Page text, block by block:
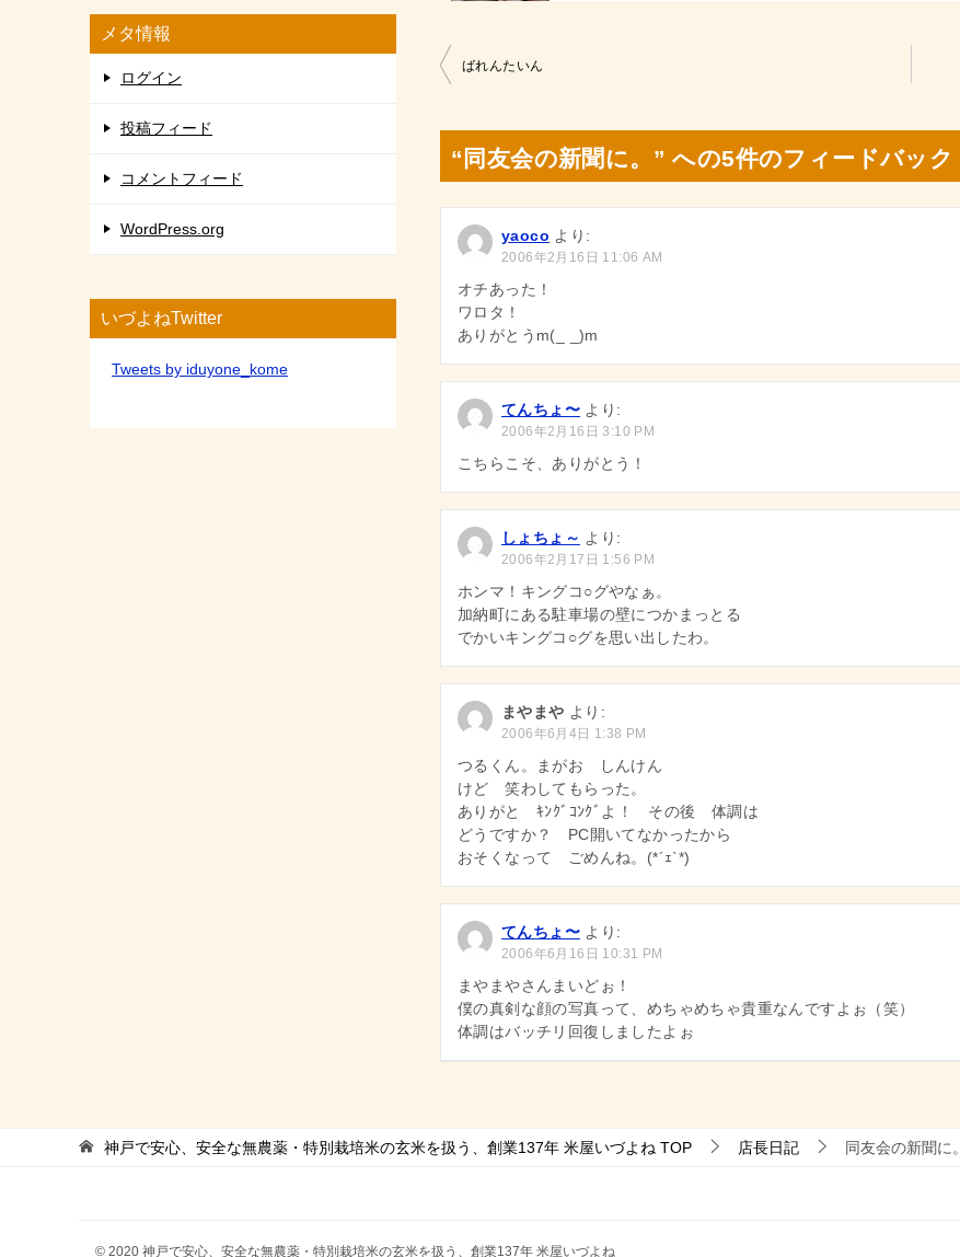
投
ナ
ゲ
ー
ョ
ン
ばれんたいん
“同友会の新聞に。” への5件のフィードバック
yaoco より:
2006年2月16日 11:06 AM
オチあった！
ワロタ！
ありがとうm(_ _)m
てんちょ〜 より:
2006年2月16日 3:10 PM
こちらこそ、ありがとう！
しょちょ～ より:
2006年2月17日 1:56 PM
ホンマ！キングコ○グやなぁ。
加納町にある駐車場の壁につかまっとる
でかいキングコ○グを思い出したわ。
まやまや より:
2006年6月4日 1:38 PM
つるくん。まがお しんけん
けど 笑わしてもらった。
ありがと ｷﾝｸﾞｺﾝｸﾞよ！ その後 体調は
どうですか？ PC開いてなかったから
おそくなって ごめんね。(*´ｪ`*)
てんちょ〜 より:
2006年6月16日 10:31 PM
まやまやさんまいどぉ！
僕の真剣な顔の写真って、めちゃめちゃ貴重なんですよぉ（笑）
体調はバッチリ回復しましたよぉ
メタ情報
ログイン
投稿フィード
コメントフィード
WordPress.org
いづよねTwitter
Tweets by iduyone_kome
神戸で安心、安全な無農薬・特別栽培米の玄米を扱う、創業137年 米屋いづよね TOP 店長日記 同友会の新聞に。
© 2020 神戸で安心、安全な無農薬・特別栽培米の玄米を扱う、創業137年 米屋いづよね